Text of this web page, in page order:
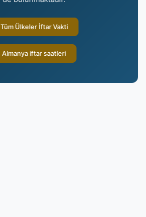
Tüm Ülkeler İftar Vakti
Almanya iftar saatleri